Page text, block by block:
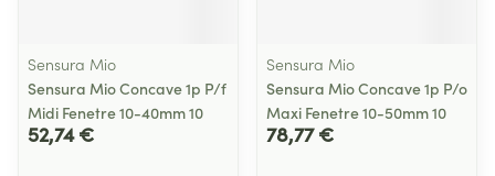
Sensura Mio
Sensura Mio Concave 1p P/f
Midi Fenetre 10-40mm 10
52,74 €
Sensura Mio
Sensura Mio Concave 1p P/o
Maxi Fenetre 10-50mm 10
78,77 €